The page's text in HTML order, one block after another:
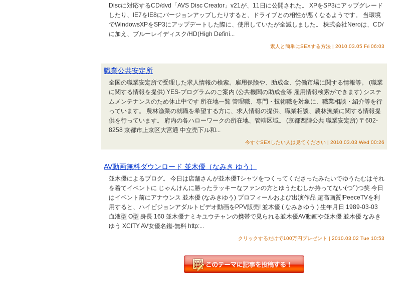
Discに対応するCD/dvd「AVS Disc Creator」v21が、11日に公開された。 XPをSP3にアップグレード
したり、IE7をIE8にバージョンアップしたりすると、ドライブとの相性が悪くなるようです。 当環境
でWindowsXPをSP3にアップデートした際に、使用していたが全滅しました。 株式会社Neroは、CD/
に加え、ブルーレイディスク/HD(High Defini...
素人と簡単にSEXする方法 | 2010.03.05 Fri 06:03
職業公共安定所
全国の職業安定所で受理した求人情報の検索。雇用保険や、助成金、労働市場に関する情報等。 (職業
に関する情報を提供) YES-プログラムのご案内 (公共機関の助成金等 雇用情報検索ができます) システ
ムメンテナンスのため休止中です 所在地一覧 管理職、専門・技術職を対象に、職業相談・紹介等を行
っています。 農林漁業の就職を希望する方に、求人情報の提供、職業相談、農林漁業に関する情報提
供を行っています。 府内の各ハローワークの所在地、管轄区域。 (京都西陣公共 職業安定所) 〒602-
8258 京都市上京区大宮通 中立売下ル和...
今すぐSEXしたい人は見てください | 2010.03.03 Wed 00:26
AV動画無料ダウンロード 並木優（なみき ゆう）
並木優によるブログ。 今日は店舗さんが並木優Tシャツをつくってくださったみたいでゆうたむはそれ
を着てイベントに じゃんけんに勝ったラッキーなファンの方とゆうたむしか持ってない(つ'`)つ笑 今日
はイベント前にアナウンス 並木優 (なみきゆう) プロフィールおよび出演作品 超高画質!PeeceTVを利
用すると、ハイビジョンアダルトビデオ動画をPPV販売! 並木優 ( なみきゆう ) 生年月日 1989-03-03
血液型 O型 身長 160 並木優ナミキユウチャンの携帯で見られる並木優AV動画や並木優 並木優 なみき
ゆう XCITY AV女優名鑑-無料 http:...
クリックするだけで100万円プレゼント | 2010.03.02 Tue 10:53